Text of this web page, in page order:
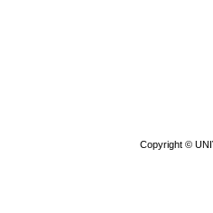
Copyright ©